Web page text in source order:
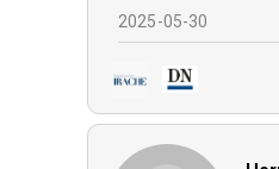
2025-05-30